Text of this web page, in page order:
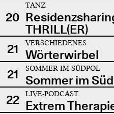
20
TANZ
THRILL(ER)
21
VERSCHIEDENES
Wörterwirbel
21
SOMMER IM SÜDPOL
Sommer im
22
LIVE-PODCAST
Extrem